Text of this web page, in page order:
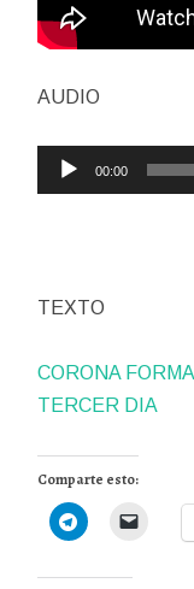
AUDIO
Reproductor
de
00:00
TEXTO
CORONA
TERCER DIA
Comparte esto: